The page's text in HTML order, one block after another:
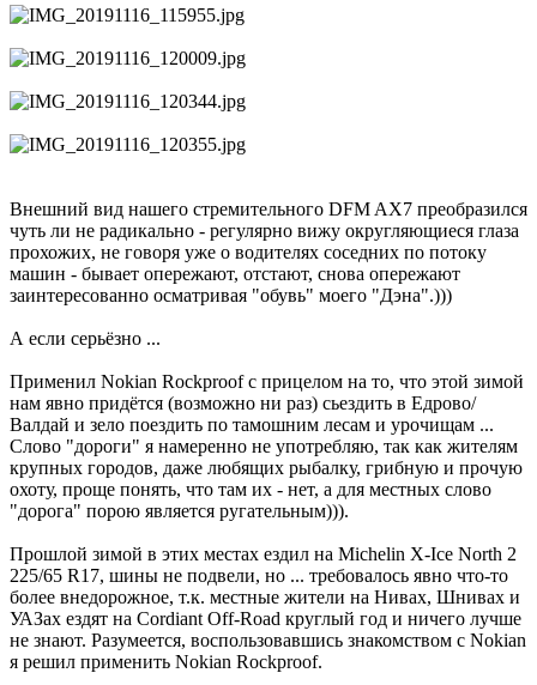
Внешний вид нашего стремительного DFM AX7 преобразился
чуть ли не радикально - регулярно вижу округляющиеся глаза
прохожих, не говоря уже о водителях соседних по потоку
машин - бывает опережают, отстают, снова опережают
заинтересованно осматривая "обувь" моего "Дэна".)))
А если серьёзно ...
Применил Nokian Rockproof с прицелом на то, что этой зимой
нам явно придётся (возможно ни раз) сьездить в Едрово/
Валдай и зело поездить по тамошним лесам и урочищам ...
Слово "дороги" я намеренно не употребляю, так как жителям
крупных городов, даже любящих рыбалку, грибную и прочую
охоту, проще понять, что там их - нет, а для местных слово
"дорога" порою является ругательным))).
Прошлой зимой в этих местах ездил на Michelin X-Ice North 2
225/65 R17, шины не подвели, но ... требовалось явно что-то
более внедорожное, т.к. местные жители на Нивах, Шнивах и
УАЗах ездят на Cordiant Off-Road круглый год и ничего лучше
не знают. Разумеется, воспользовавшись знакомством с Nokian
я решил применить Nokian Rockproof.